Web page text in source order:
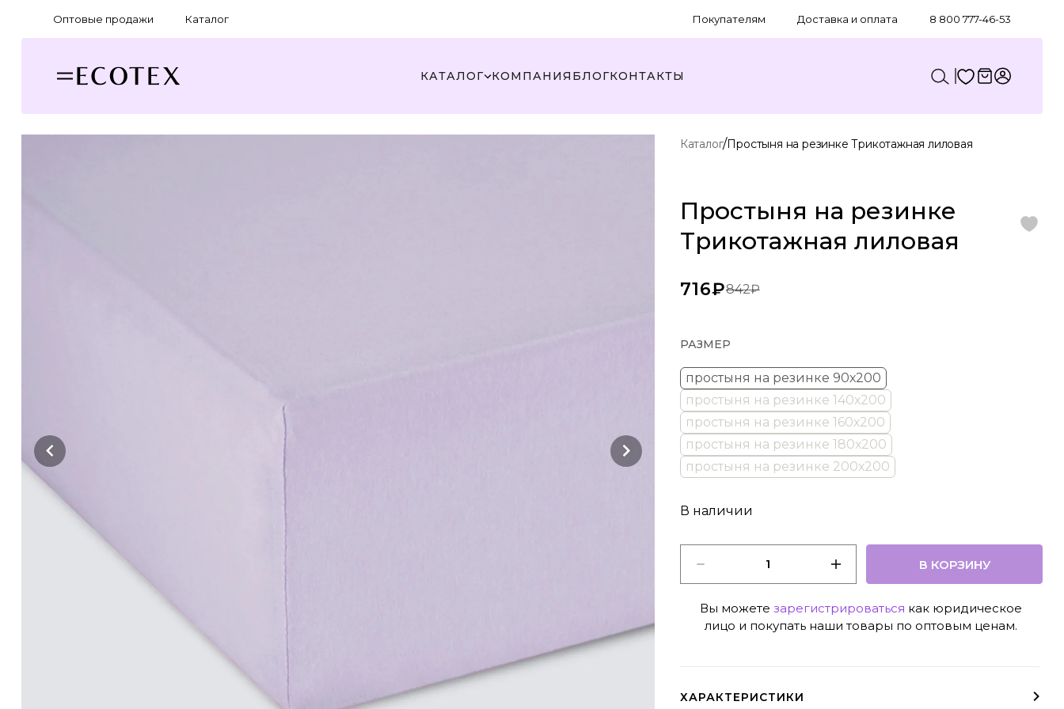
Оптовые продажи Каталог Покупателям Доставка и оплата 8 800 777-46-53
КАТАЛОГ КОМПАНИЯ БЛОГКОНТАКТЫ
Каталог/Простыня на резинке Трикотажная лиловая
Простыня на резинке
Трикотажная лиловая
716₽842₽
РАЗМЕР
простыня на резинке 90х200
простыня на резинке 140х200
простыня на резинке 160х200
простыня на резинке 180х200
простыня на резинке 200х200
В наличии
В КОРЗИНУ
Вы можетезарегистрироваться как юридическое
лицо и покупать наши товары по оптовым ценам.
ХАРАКТЕРИСТИКИ